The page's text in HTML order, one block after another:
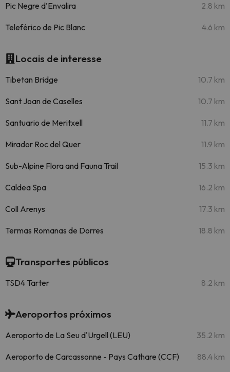
Pic Negre d’Envalira 2.8 km
Teleférico de Pic Blanc 4.6 km
Locais de interesse
Tibetan Bridge 10.7 km
Sant Joan de Caselles 10.7 km
Santuario de Meritxell 11.7 km
Mirador Roc del Quer 11.9 km
Sub-Alpine Flora and Fauna Trail 15.3 km
Caldea Spa 16.2 km
Coll Arenys 17.3 km
Termas Romanas de Dorres 18.8 km
Transportes públicos
TSD4 Tarter 8.2 km
Aeroportos próximos
Aeroporto de La Seu d'Urgell (LEU) 35.2 km
Aeroporto de Carcassonne - Pays Cathare (CCF) 88.4 km